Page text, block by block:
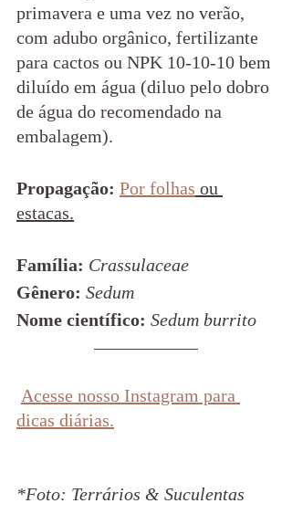
primavera e uma vez no verão,
com adubo orgânico, fertilizante
para cactos ou NPK 10-10-10 bem
diluído em água (diluo pelo dobro
de água do recomendado na
embalagem).
Propagação: Por folhas ou
estacas.
Família: Crassulaceae
Gênero: Sedum
Nome científico: Sedum burrito
Acesse nosso Instagram para
dicas diárias.
*Foto: Terrários & Suculentas